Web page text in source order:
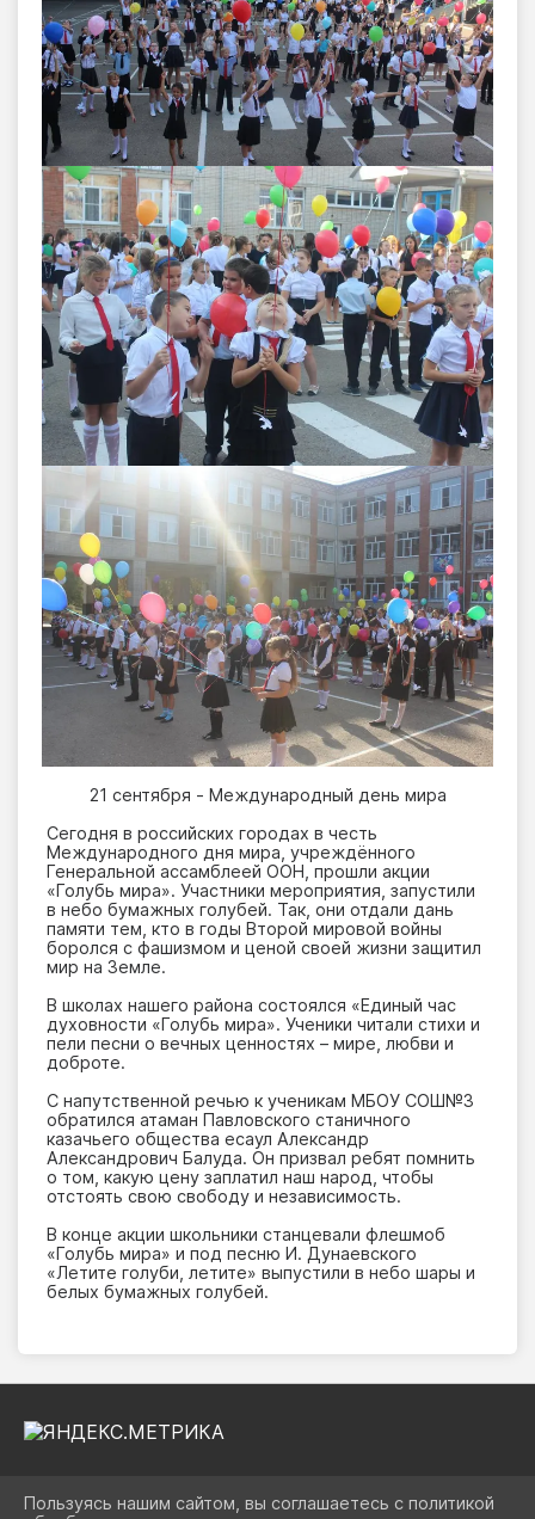
21 сентября - Международный день мира
Сегодня в российских городах в честь
Международного дня мира, учреждённого
Генеральной ассамблеей ООН, прошли акции
«Голубь мира». Участники мероприятия, запустили
в небо бумажных голубей. Так, они отдали дань
памяти тем, кто в годы Второй мировой войны
боролся с фашизмом и ценой своей жизни защитил
мир на Земле.
В школах нашего района состоялся «Единый час
духовности «Голубь мира». Ученики читали стихи и
пели песни о вечных ценностях – мире, любви и
доброте.
С напутственной речью к ученикам МБОУ СОШ№3
обратился атаман Павловского станичного
казачьего общества есаул Александр
Александрович Балуда. Он призвал ребят помнить
о том, какую цену заплатил наш народ, чтобы
отстоять свою свободу и независимость.
В конце акции школьники станцевали флешмоб
«Голубь мира» и под песню И. Дунаевского
«Летите голуби, летите» выпустили в небо шары и
белых бумажных голубей.
2026 Г. UOPAVL.RU
Пользуясь нашим сайтом, вы соглашаетесь с политикой